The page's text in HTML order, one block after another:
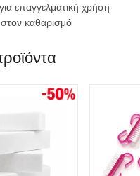
επαγγελματική χρήση
καθαρισμό